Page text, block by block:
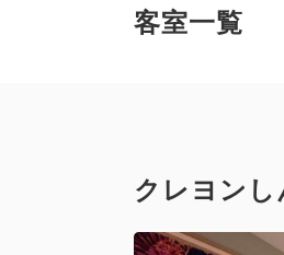
客室一覧
クレヨン